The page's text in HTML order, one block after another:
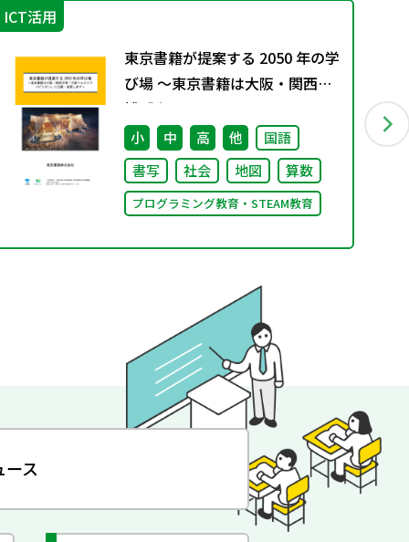
ICT活用
東京書籍が提案する 2050 年の学
び場 ～東京書籍は大阪・関西万
博「大阪ヘルスケア パビリオ
ン」に出展・協賛します～
小 中 高 他
国語
書写
社会 地図 算数
プログラミング教育・STEAM教育
ース